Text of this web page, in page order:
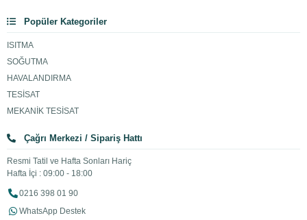
Popüler Kategoriler
ISITMA
SOĞUTMA
HAVALANDIRMA
TESİSAT
MEKANİK TESİSAT
Çağrı Merkezi / Sipariş Hattı
Resmi Tatil ve Hafta Sonları Hariç
Hafta İçi : 09:00 - 18:00
0216 398 01 90
WhatsApp Destek